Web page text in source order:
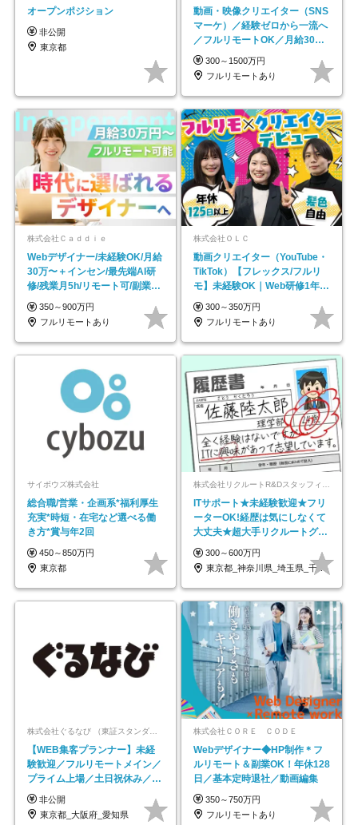
オープンポジション
非公開
東京都
動画・映像クリエイター（SNS
マーケ）／経験ゼロから一流へ
／フルリモートOK／月給30万
円～／年休130日以上
300～1500万円
フルリモートあり
株式会社Ｃａｄｄｉｅ
Webデザイナー/未経験OK/月給
30万〜＋インセン/最先端AI研
修/残業月5h/リモート可/副業
OK
350～900万円
フルリモートあり
株式会社ＯＬＣ
動画クリエイター（YouTube・
TikTok）【フレックス/フルリ
モ】未経験OK｜Web研修1年間
｜副業OK
300～350万円
フルリモートあり
サイボウズ株式会社
総合職/営業・企画系*福利厚生
充実*時短・在宅など選べる働
き方*賞与年2回
450～850万円
東京都
株式会社リクルートR&Dスタッフィング【リクルートグループ】
ITサポート★未経験歓迎★フリ
ーターOK!経歴は気にしなくて
大丈夫★超大手リクルートグル
ープの正社員/sg
300～600万円
東京都_神奈川県_埼玉県_千葉県_大阪府…
株式会社ぐるなび （東証スタンダード上場）
【WEB集客プランナー】未経
験歓迎／フルリモートメイン／
プライム上場／土日祝休み／東
京・大阪・名古屋
非公開
東京都_大阪府_愛知県
株式会社ＣＯＲＥ ＣＯＤＥ
Webデザイナー◆HP制作＊フ
ルリモート＆副業OK！年休128
日／基本定時退社／動画編集
350～750万円
フルリモートあり